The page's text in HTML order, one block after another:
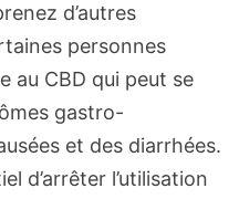
d’autres
personnes
au CBD qui peut se
gastro-
et des diarrhées.
d’arrêter l’utilisation